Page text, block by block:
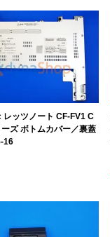
ッツノート CF-FV1 C
ズ ボトムカバー／裏蓋
16